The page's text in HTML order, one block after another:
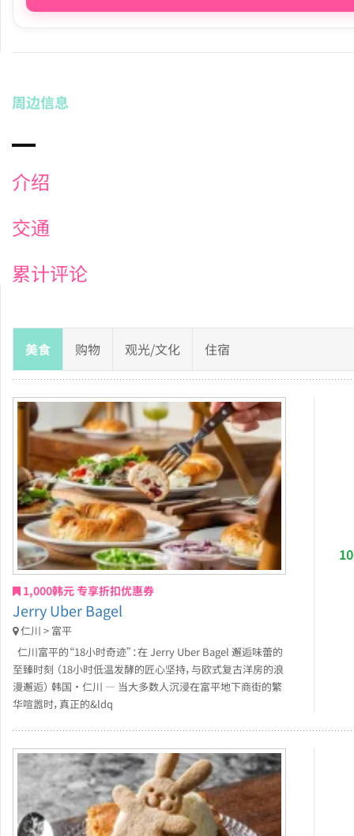
周边信息
介绍
交通
累计评论
美食 购物 观光/文化 住宿
1,000韩元 专享折扣优惠券
Jerry Uber Bagel
仁川 > 富平
仁川富平的“18小时奇迹”：在 Jerry Uber Bagel 邂逅味蕾的
至臻时刻 （18小时低温发酵的匠心坚持，与欧式复古洋房的浪
漫邂逅） 韩国 · 仁川 — 当大多数人沉浸在富平地下商街的繁
华喧嚣时，真正的&ldq